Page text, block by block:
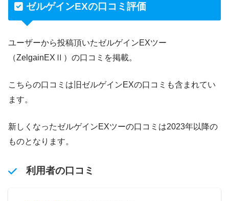
ゼルゲインEXの口コミ評価
ユーザーから投稿頂いたゼルゲインEXツー
（ZelgainEXⅡ）の口コミを掲載。
こちらの口コミは旧ゼルゲインEXの口コミも含まれてい
ます。
新しくなったゼルゲインEXツーの口コミは2023年以降の
ものとなります。
利用者の口コミ